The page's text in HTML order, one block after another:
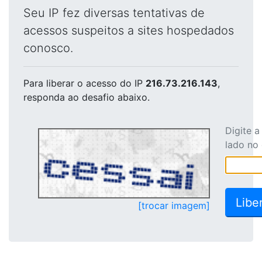
Seu IP fez diversas tentativas de
acessos suspeitos a sites hospedados
conosco.
Para liberar o acesso do IP 216.73.216.143,
responda ao desafio abaixo.
[trocar imagem]
Digite
lado no